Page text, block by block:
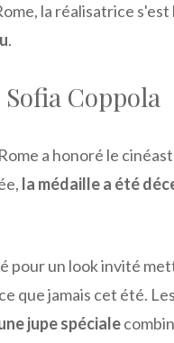
la réalisatrice
.
Coppola
a honoré le
la médaille a été
pour un look invité
que jamais cet été.
jupe spéciale